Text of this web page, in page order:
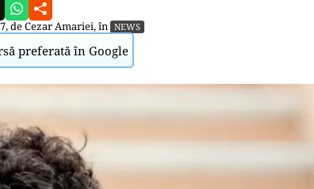
deCezar Amariei, în NEWS
preferată în Google